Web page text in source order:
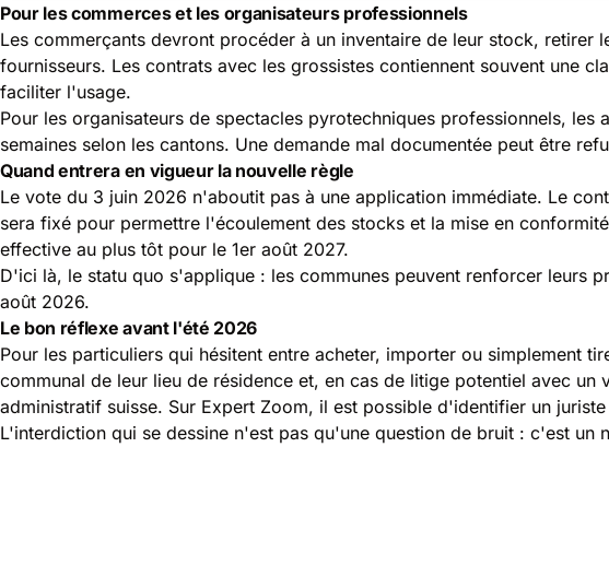
Pour les commerces et les organisateurs professionnels
Les commerçants devront procéder à un inventaire de leur stock,
fournisseurs. Les contrats avec les grossistes contiennent souvent une
faciliter l'usage.
Pour les organisateurs de spectacles pyrotechniques professionnels,
semaines selon les cantons. Une demande mal documentée peut être
Quand entrera en vigueur la nouvelle règle
Le vote du 3 juin 2026 n'aboutit pas à une application immédiate. Le
sera fixé pour permettre l'écoulement des stocks et la mise en
effective au plus tôt pour le 1er août 2027.
D'ici là, le statu quo s'applique : les communes peuvent renforcer leurs
août 2026.
Le bon réflexe avant l'été 2026
Pour les particuliers qui hésitent entre acheter, importer ou simplement
communal de leur lieu de résidence et, en cas de litige potentiel avec
administratif suisse. Sur Expert Zoom, il est possible d'identifier un
L'interdiction qui se dessine n'est pas qu'une question de bruit : c'est un